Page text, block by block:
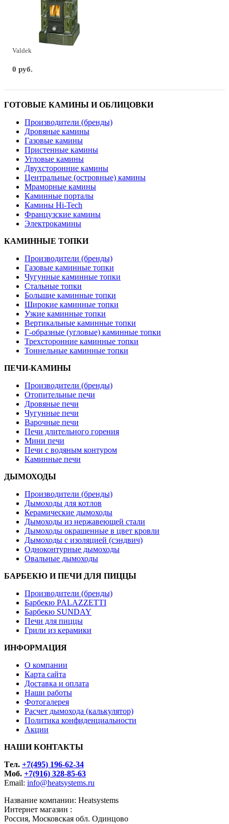
Valdek
0 руб.
ГОТОВЫЕ КАМИНЫ И ОБЛИЦОВКИ
Производители (бренды)
Дровяные камины
Газовые камины
Пристенные камины
Угловые камины
Двухсторонние камины
Центральные (островные) камины
Мраморные камины
Каминные порталы
Камины Hi-Tech
Французские камины
Электрокамины
КАМИННЫЕ ТОПКИ
Производители (бренды)
Газовые каминные топки
Чугунные каминные топки
Стальные топки
Большие каминные топки
Широкие каминные топки
Узкие каминные топки
Вертикальные каминные топки
Г-образные (угловые) каминные топки
Трехсторонние каминные топки
Тоннельные каминные топки
ПЕЧИ-КАМИНЫ
Производители (бренды)
Отопительные печи
Дровяные печи
Чугунные печи
Варочные печи
Печи длительного горения
Мини печи
Печи с водяным контуром
Каминные печи
ДЫМОХОДЫ
Производители (бренды)
Дымоходы для котлов
Керамические дымоходы
Дымоходы из нержавеющей стали
Дымоходы окрашенные в цвет кровли
Дымоходы с изоляцией (сэндвич)
Одноконтурные дымоходы
Овальные дымоходы
БАРБЕКЮ И ПЕЧИ ДЛЯ ПИЦЦЫ
Производители (бренды)
Барбекю PALAZZETTI
Барбекю SUNDAY
Печи для пиццы
Грили из керамики
ИНФОРМАЦИЯ
О компании
Карта сайта
Доставка и оплата
Наши работы
Фотогалерея
Расчет дымохода (калькулятор)
Политика конфиденциальности
Акции
НАШИ КОНТАКТЫ
Tел. +7(495) 196-62-34
Моб. +7(916) 328-85-63
Email: info@heatsystems.ru
Название компании: Heatsystems
Интернет магазин :
Россия, Московская обл. Одинцово